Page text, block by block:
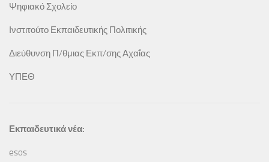
Ψηφιακό Σχολείο
Ινστιτούτο Εκπαιδευτικής Πολιτικής
Διεύθυνση Π/θμιας Εκπ/σης Αχαΐας
ΥΠΕΘ
Εκπαιδευτικά νέα:
esos